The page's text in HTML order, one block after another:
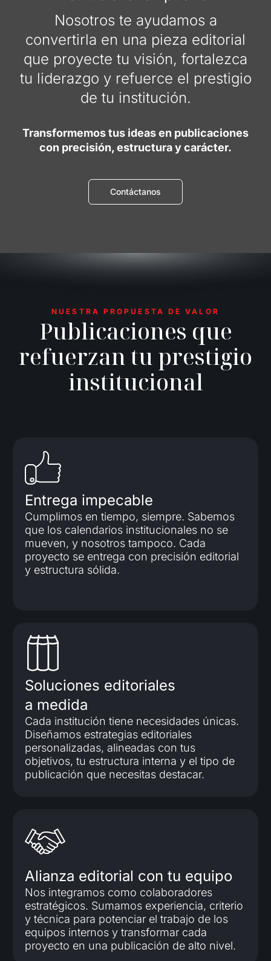
Nosotros te ayudamos a
convertirla en una pieza editorial
que proyecte tu visión, fortalezca
tu liderazgo y refuerce el prestigio
de tu institución.
Transformemos tus ideas en publicaciones
con precisión, estructura y carácter.
Contáctanos
NUESTRA PROPUESTA DE VALOR
Publicaciones que
refuerzantu prestigio
institucional
Entrega impecable
Cumplimos en tiempo, siempre. Sabemos
que los calendarios institucionales no se
mueven, y nosotros tampoco. Cada
proyecto se entrega con precisión editorial
y estructura sólida.
Soluciones editoriales
a medida
Cada institución tiene necesidades únicas.
Diseñamos estrategias editoriales
personalizadas, alineadas con tus
objetivos, tu estructura interna y el tipo de
publicación que necesitas destacar.
Alianza editorial con tu equipo
Nos integramos como colaboradores
estratégicos. Sumamos experiencia, criterio
y técnica para potenciar el trabajo de los
equipos internos y transformar cada
proyecto en una publicación de alto nivel.